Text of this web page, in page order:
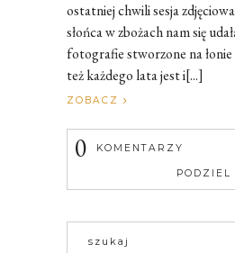
ostatniej chwili sesja
słońca w zbożach nam się
fotografie stworzone na
też każdego lata jest i[...]
ZOBACZ
0 KOMENTARZY
PODZIEL